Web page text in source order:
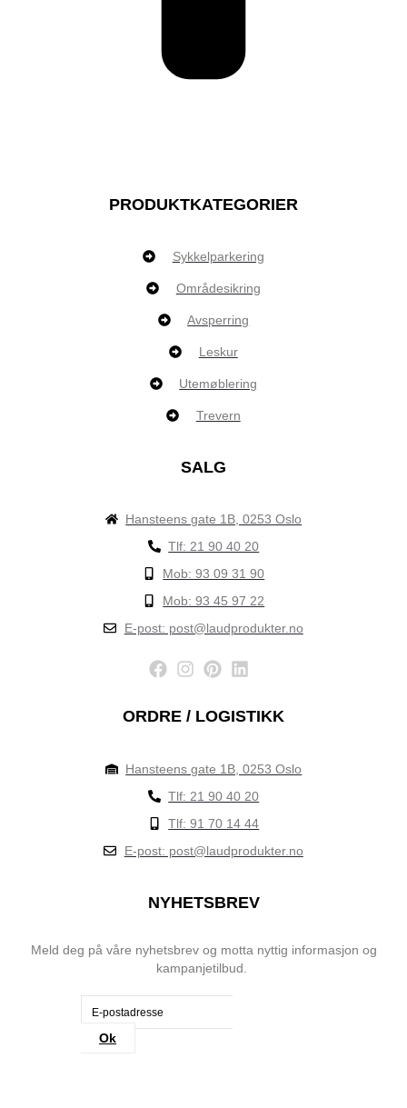
PRODUKTKATEGORIER
Sykkelparkering
Områdesikring
Avsperring
Leskur
Utemøblering
Trevern
SALG
Hansteens gate 1B, 0253 Oslo
Tlf: 21 90 40 20
Mob: 93 09 31 90
Mob: 93 45 97 22
E-post: post@laudprodukter.no
ORDRE / LOGISTIKK
Hansteens gate 1B, 0253 Oslo
Tlf: 21 90 40 20
Tlf: 91 70 14 44
E-post: post@laudprodukter.no
NYHETSBREV
Meld deg på våre nyhetsbrev og motta nyttig informasjon og
kampanjetilbud.
Ok